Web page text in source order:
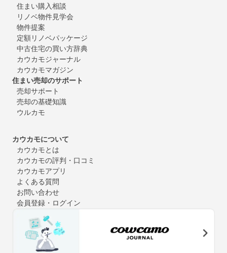
住まい購入相談
リノベ物件見学会
物件提案
定額リノベパッケージ
中古住宅の買い方辞典
カウカモジャーナル
カウカモマガジン
住まい売却のサポート
売却サポート
売却の基礎知識
ウルカモ
カウカモについて
カウカモとは
カウカモの評判・口コミ
カウカモアプリ
よくある質問
お問い合わせ
会員登録・ログイン